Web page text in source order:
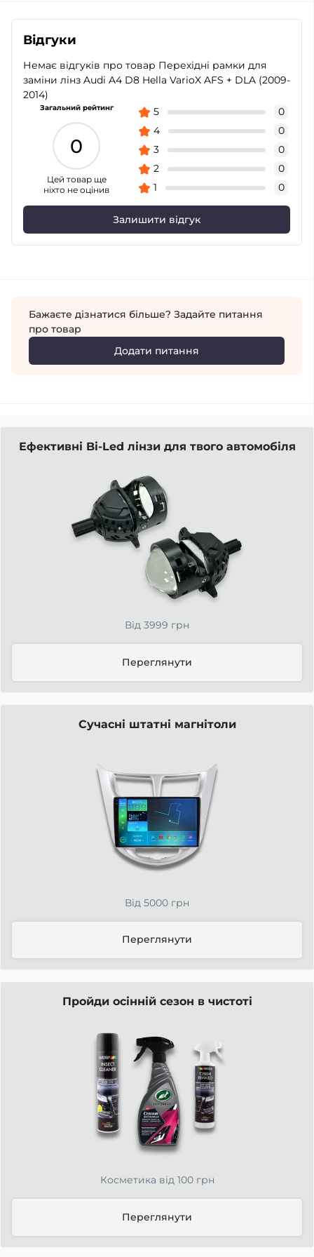
Відгуки
Немає відгуків про товар Перехідні рамки для
заміни лінз Audi A4 D8 Hella VarioX AFS + DLA (2009-
2014)
Загальний рейтинг
0
Цей товар ще
ніхто не оцінив
5
0
4
0
3
0
2
0
1
0
Залишити відгук
Бажаєте дізнатися більше? Задайте питання
про товар
Додати питання
Ефективні Bi-Led лінзи для твого автомобіля
Від 3999 грн
Переглянути
Сучасні штатні магнітоли
Від 5000 грн
Переглянути
Пройди осінній сезон в чистоті
Косметика від 100 грн
Переглянути